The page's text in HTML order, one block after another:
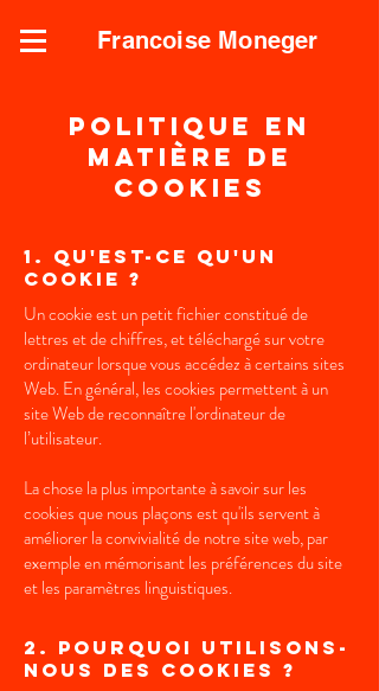
Francoise Moneger
Politique en
matière de
cookies
1. Qu'est-ce qu'un
cookie ?
Un cookie est un petit fichier constitué de
lettres et de chiffres, et téléchargé sur votre
ordinateur lorsque vous accédez à certains sites
Web. En général, les cookies permettent à un
site Web de reconnaître l'ordinateur de
l’utilisateur.
La chose la plus importante à savoir sur les
cookies que nous plaçons est qu'ils servent à
améliorer la convivialité de notre site web, par
exemple en mémorisant les préférences du site
et les paramètres linguistiques.
2. Pourquoi utilisons-
nous des cookies ?